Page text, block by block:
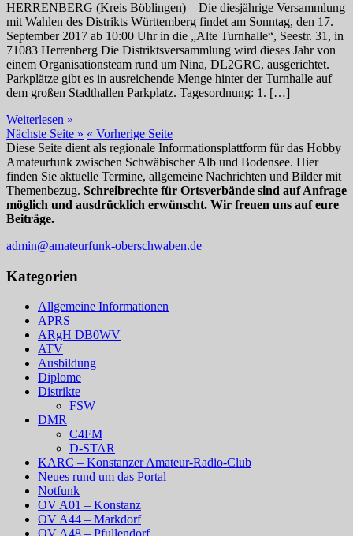
HERRENBERG (Kreis Böblingen) – Die diesjährige Versammlung
mit Wahlen des Distrikts Württemberg findet am Sonntag, den 17.
September 2017 ab 10:00 Uhr in die „Alte Turnhalle“, Seestr. 31, in
71083 Herrenberg Die Distriktsversammlung wird dieses Jahr von
einem Organisationsteam rund um Nina, DL2GRC, ausgerichtet.
Parkplätze gibt es in ausreichende Menge hinter der Turnhalle auf
dem großen Stadthallen Parkplatz. Tagesordnung: 1. […]
Weiterlesen »
DV
wird
bei
Distriktsversammlung
Württemberg
gewählt
Nächste Seite » « Vorherige Seite
Diese Seite dient als regionale Informationsplattform für das Hobby
Amateurfunk zwischen Schwäbischer Alb und Bodensee. Hier
finden Sie aktuelle Termine, allgemeine Nachrichten und Bilder mit
Themenbezug. Schreibrechte für Ortsverbände sind auf Anfrage
möglich und ausdrücklich erwünscht. Wir freuen uns auf eure
Beiträge.
admin@amateurfunk-oberschwaben.de
Kategorien
Allgemeine Informationen
APRS
ARgH DB0WV
ATV
Ausbildung
Diplome
Distrikte
FSW
DMR
C4FM
D-STAR
KARC – Konstanzer Amateur-Radio-Club
Neues rund um das Portal
Notfunk
OV A01 – Konstanz
OV A44 – Markdorf